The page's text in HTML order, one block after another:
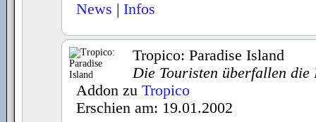
News | Infos
Tropico: Paradise Island
Die Touristen überfallen die
Addon zu Tropico
Erschien am: 19.01.2002